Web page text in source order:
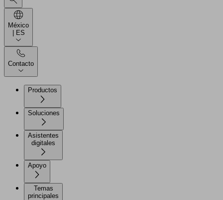
México
| ES
Contacto
Productos
Soluciones
Asistentes
Apoyo
Temas
principales